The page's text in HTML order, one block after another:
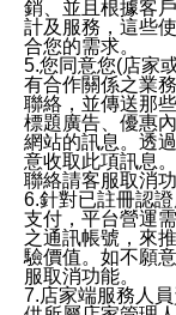
銷、並且根據客
計及服務，這些
合您的需求。
5.您同意您(店家
有合作關係之業
聯絡，並傳送那
標題廣告、優惠
網站的訊息。透
意收取此項訊息
聯絡請客服取消功
6.針對已註冊認
支付，平台營運
之通訊帳號，來
驗價值。如不願
服取消功能。
7.店家端服務人